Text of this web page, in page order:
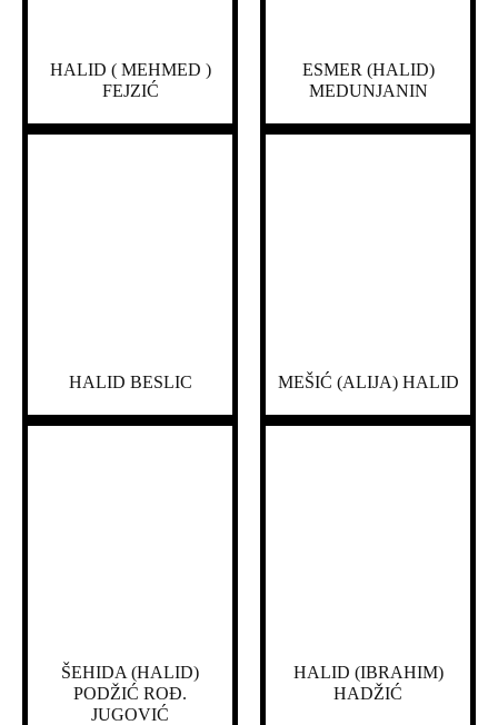
HALID ( MEHMED )
FEJZIĆ
ESMER (HALID)
MEDUNJANIN
HALID BESLIC MEŠIĆ (ALIJA) HALID
ŠEHIDA (HALID)
PODŽIĆ ROĐ.
JUGOVIĆ
HALID (IBRAHIM)
HADŽIĆ